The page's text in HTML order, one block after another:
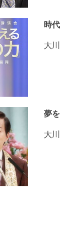
時
大
夢
大